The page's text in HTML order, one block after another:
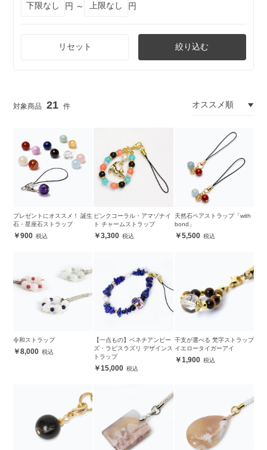
円 ～
円
リセット 絞り込む
21
プレゼントにオススメ！ 誕生
石・星座石ストラップ
900
ピンクコーラル・アマゾナイ
ト チャームストラップ
3,300
天然石ペアストラップ「with
bond」
5,500
令和ストラップ
8,000
【一点もの】ベネチアンビー
ズ・ラピスラズリ デザインス
トラップ
15,000
干支が選べる 梵字ストラップ
イエロータイガーアイ
1,900